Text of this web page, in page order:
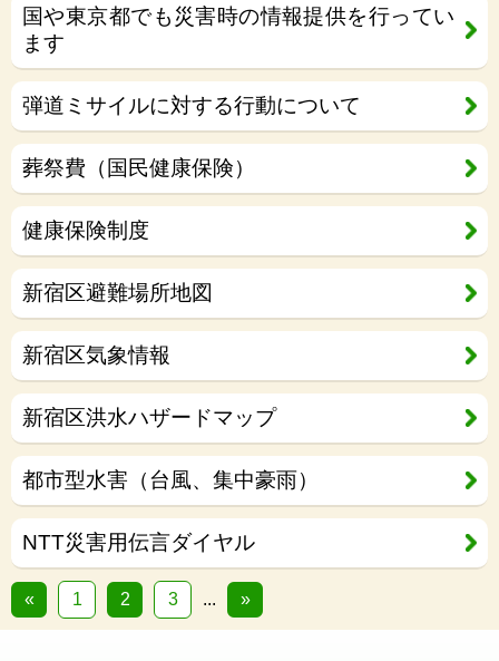
国や東京都でも災害時の情報提供を行ってい
ます
弾道ミサイルに対する行動について
葬祭費（国民健康保険）
健康保険制度
新宿区避難場所地図
新宿区気象情報
新宿区洪水ハザードマップ
都市型水害（台風、集中豪雨）
NTT災害用伝言ダイヤル
« 1 2 3 ... »